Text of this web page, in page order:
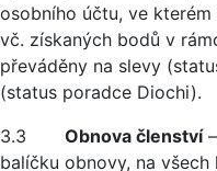
osobního účtu, ve
vč. získaných bodů v
převáděny na slevy
(status poradce Diochi).
3.3 Obnova členství
balíčku obnovy, na